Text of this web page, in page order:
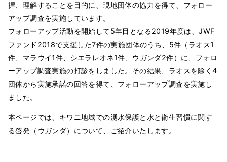
握、理解することを目的に、現地団体の協力を得て、フォロー
アップ調査を実施しています。
フォローアップ活動を開始して5年目となる2019年度は、JWF
ファンド2018で支援した7件の実施団体のうち、5件（ラオス1
件、マラウイ1件、シエラレオネ1件、ウガンダ2件）に、フォロ
ーアップ調査実施の打診をしました。その結果、ラオスを除く4
団体から実施承諾の回答を得て、フォローアップ調査を実施し
ました。
本ページでは、キワニ地域での湧水保護と水と衛生習慣に関す
る啓発（ウガンダ）について、ご紹介いたします。